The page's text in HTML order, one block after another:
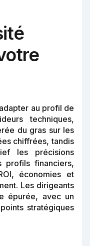
au profil de
techniques,
du gras sur les
chiffrées, tandis
les précisions
profils financiers,
économies et
Les dirigeants
épurée, avec un
stratégiques